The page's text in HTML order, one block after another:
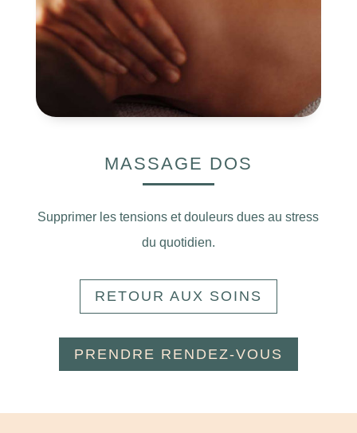
MASSAGE DOS
Supprimer les tensions et douleurs dues au stress
du quotidien.
RETOUR AUX SOINS
PRENDRE RENDEZ-VOUS